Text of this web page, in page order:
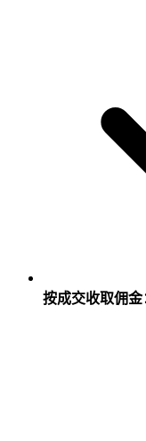
按成交收取佣金